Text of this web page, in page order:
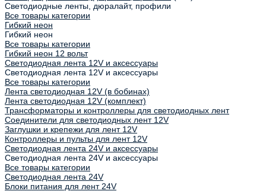
Светодиодные ленты, дюралайт, профили
Все товары категории
Гибкий неон
Гибкий неон
Все товары категории
Гибкий неон 12 вольт
Светодиодная лента 12V и аксессуары
Светодиодная лента 12V и аксессуары
Все товары категории
Лента светодиодная 12V (в бобинах)
Лента светодиодная 12V (комплект)
Трансформаторы и контроллеры для светодиодных лент
Соединители для светодиодных лент 12V
Заглушки и крепежи для лент 12V
Контроллеры и пульты для лент 12V
Светодиодная лента 24V и аксессуары
Светодиодная лента 24V и аксессуары
Все товары категории
Светодиодная лента 24V
Блоки питания для лент 24V